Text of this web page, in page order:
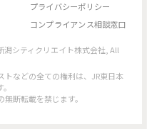
プライバシーポリシー
コンプライアンス相談窓口
シティクリエイト株式会社, All
トなどの全ての権利は、JR東日本
断転載を禁じます。